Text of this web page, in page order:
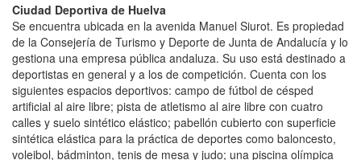
Ciudad Deportiva de Huelva
Se encuentra ubicada en la avenida Manuel Siurot. Es propiedad
de la Consejería de Turismo y Deporte de Junta de Andalucía y lo
gestiona una empresa pública andaluza. Su uso está destinado a
deportistas en general y a los de competición. Cuenta con los
siguientes espacios deportivos: campo de fútbol de césped
artificial al aire libre; pista de atletismo al aire libre con cuatro
calles y suelo sintético elástico; pabellón cubierto con superficie
sintética elástica para la práctica de deportes como baloncesto,
voleibol, bádminton, tenis de mesa y judo; una piscina olímpica